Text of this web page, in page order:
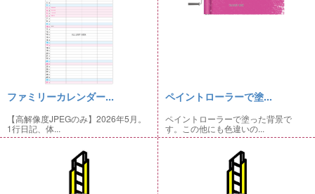
ファミリーカレンダー...
【高解像度JPEGのみ】2026年5月。
1行日記、体...
ペイントローラーで塗...
ペイントローラーで塗った背景で
す。この他にも色違いの...